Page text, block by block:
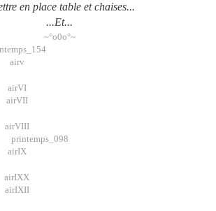
en place table et chaises...
...Et...
~°o0o°~